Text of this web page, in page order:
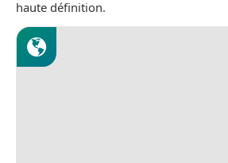
haute définition.